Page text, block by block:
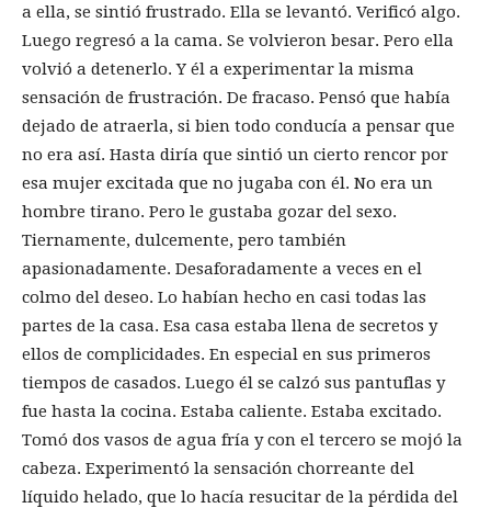
a ella, se sintió frustrado. Ella se levantó. Verificó algo.
Luego regresó a la cama. Se volvieron besar. Pero ella
volvió a detenerlo. Y él a experimentar la misma
sensación de frustración. De fracaso. Pensó que había
dejado de atraerla, si bien todo conducía a pensar que
no era así. Hasta diría que sintió un cierto rencor por
esa mujer excitada que no jugaba con él. No era un
hombre tirano. Pero le gustaba gozar del sexo.
Tiernamente, dulcemente, pero también
apasionadamente. Desaforadamente a veces en el
colmo del deseo. Lo habían hecho en casi todas las
partes de la casa. Esa casa estaba llena de secretos y
ellos de complicidades. En especial en sus primeros
tiempos de casados. Luego él se calzó sus pantuflas y
fue hasta la cocina. Estaba caliente. Estaba excitado.
Tomó dos vasos de agua fría y con el tercero se mojó la
cabeza. Experimentó la sensación chorreante del
líquido helado, que lo hacía resucitar de la pérdida del